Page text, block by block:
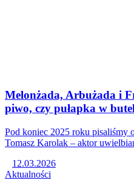
Melonżada, Arbużada i
piwo, czy pułapka w
Pod koniec 2025 roku pisaliśmy
Tomasz Karolak – aktor
12.03.2026
Aktualności